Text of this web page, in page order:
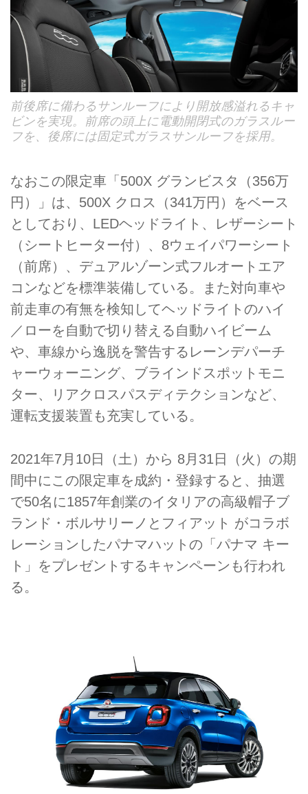
前後席に備わるサンルーフにより開放感溢れるキャ
ビンを実現。前席の頭上に電動開閉式のガラスルー
フを、後席には固定式ガラスサンルーフを採用。
なおこの限定車「500X グランビスタ（356万
円）」は、500X クロス（341万円）をベース
としており、LEDヘッドライト、レザーシート
（シートヒーター付）、8ウェイパワーシート
（前席）、デュアルゾーン式フルオートエア
コンなどを標準装備している。また対向車や
前走車の有無を検知してヘッドライトのハイ
／ローを自動で切り替える自動ハイビーム
や、車線から逸脱を警告するレーンデパーチ
ャーウォーニング、ブラインドスポットモニ
ター、リアクロスパスディテクションなど、
運転支援装置も充実している。
2021年7月10日（土）から 8月31日（火）の期
間中にこの限定車を成約・登録すると、抽選
で50名に1857年創業のイタリアの高級帽子ブ
ランド・ボルサリーノとフィアット がコラボ
レーションしたパナマハットの「パナマ キー
ト」をプレゼントするキャンペーンも行われ
る。